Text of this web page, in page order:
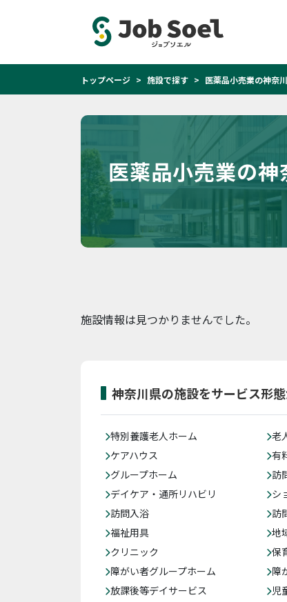
トップページ 施設で探す 医薬品小売業の神奈
医薬品小売業の
施設情報は見つかりませんでした。
神奈川県の施設をサービス形
特別養護老人ホーム 老
ケアハウス
有
グループホーム
訪
デイケア・通所リハビリ
シ
訪問入浴
訪
福祉用具
地
クリニック
保
障がい者グループホーム
障
放課後等デイサービス
児